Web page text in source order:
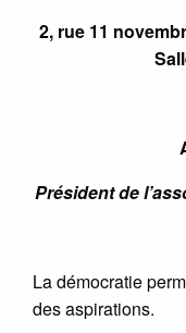
2, rue 11
Président de
La démocratie
des aspirations.